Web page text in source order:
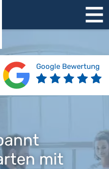
UNS
mit
Google Bewertung